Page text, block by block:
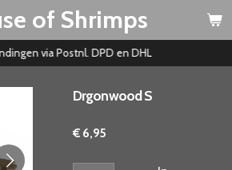
of Shrimps
via Postnl. DPD en DHL
Drgonwood S
€ 6,95